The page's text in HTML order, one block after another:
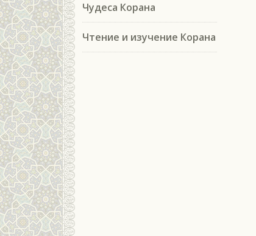
Чудеса Корана
Чтение и изучение Корана